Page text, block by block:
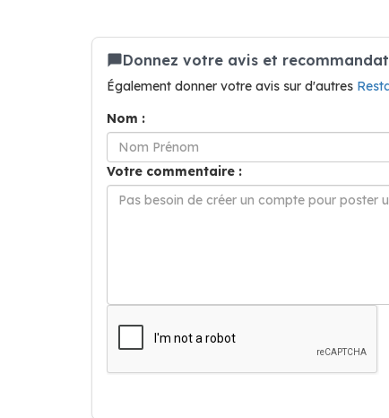
Donnez votre avis et
Également donner votre avis sur d'autres
Nom :
Votre commentaire :